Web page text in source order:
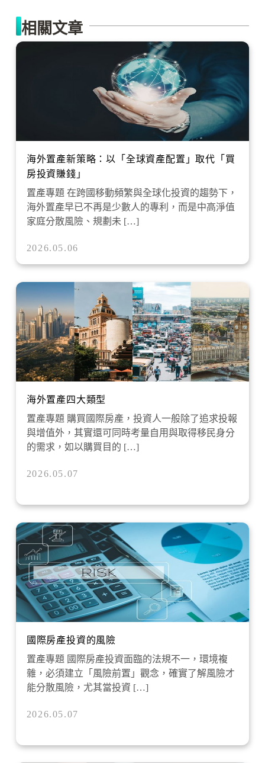
相關文章
海外置產新策略：以「全球資產配置」取代「買
房投資賺錢」
置產專題 在跨國移動頻繁與全球化投資的趨勢下，
海外置產早已不再是少數人的專利，而是中高淨值
家庭分散風險、規劃未 […]
2026.05.06
海外置產四大類型
置產專題 購買國際房產，投資人一般除了追求投報
與增值外，其實還可同時考量自用與取得移民身分
的需求，如以購買目的 […]
2026.05.07
國際房產投資的風險
置產專題 國際房產投資面臨的法規不一，環境複
雜，必須建立「風險前置」觀念，確實了解風險才
能分散風險，尤其當投資 […]
2026.05.07